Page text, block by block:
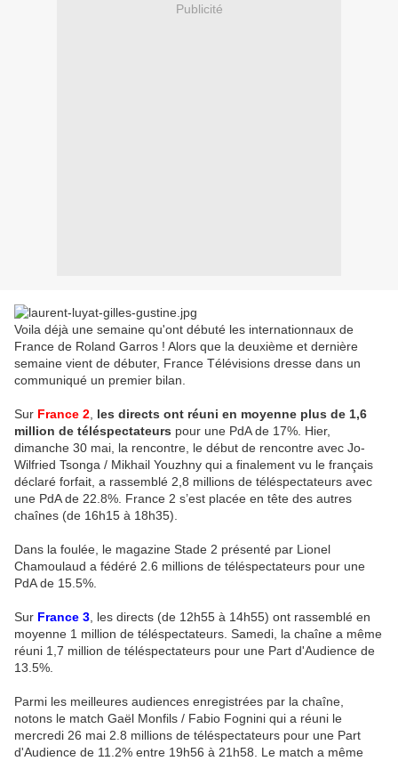
Publicité
Voila déjà une semaine qu'ont débuté les internationnaux de
France de Roland Garros ! Alors que la deuxième et dernière
semaine vient de débuter, France Télévisions dresse dans un
communiqué un premier bilan.
Sur France 2 les directs ont réuni en moyenne plus de 1,6
million de téléspectateurs pour une PdA de 17%. Hier,
dimanche 30 mai, la rencontre, le début de rencontre avec Jo-
Wilfried Tsonga / Mikhail Youzhny qui a finalement vu le français
déclaré forfait, a rassemblé 2,8 millions de téléspectateurs avec
une PdA de 22.8%. France 2 s’est placée en tête des autres
chaînes (de 16h15 à 18h35).
Dans la foulée, le magazine Stade 2 présenté par Lionel
Chamoulaud a fédéré 2.6 millions de téléspectateurs pour une
PdA de 15.5%.
Sur France 3 , les directs (de 12h55 à 14h55) ont rassemblé en
moyenne 1 million de téléspectateurs. Samedi, la chaîne a même
réuni 1,7 million de téléspectateurs pour une Part d'Audience de
13.5%.
Parmi les meilleures audiences enregistrées par la chaîne,
notons le match Gaël Monfils / Fabio Fognini qui a réuni le
mercredi 26 mai 2.8 millions de téléspectateurs pour une Part
d'Audience de 11.2% entre 19h56 à 21h58. Le match a même